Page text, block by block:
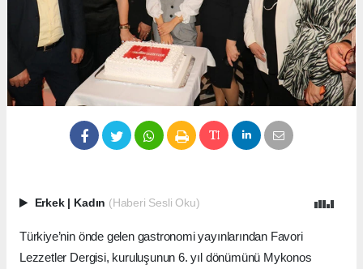
Erkek Kadın (Haberi Sesli Oku)
Türkiye’nin önde gelen gastronomi yayınlarından Favori
Lezzetler Dergisi, kuruluşunun 6. yıl dönümünü Mykonos